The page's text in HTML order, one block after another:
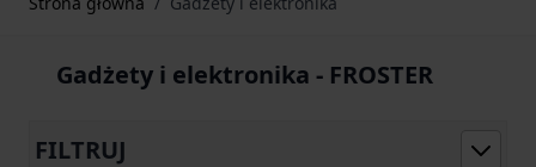
Gadżety i elektronika - FROSTER
FILTRUJ